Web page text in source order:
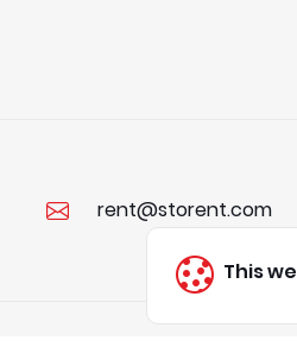
rent@storent.com
This